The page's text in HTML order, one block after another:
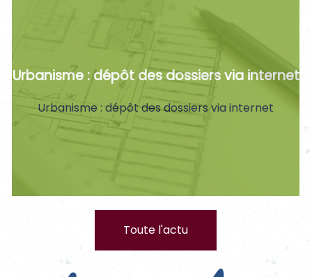
Urbanisme : dépôt des dossiers via internet
Urbanisme : dépôt des dossiers via internet
Toute l'actu